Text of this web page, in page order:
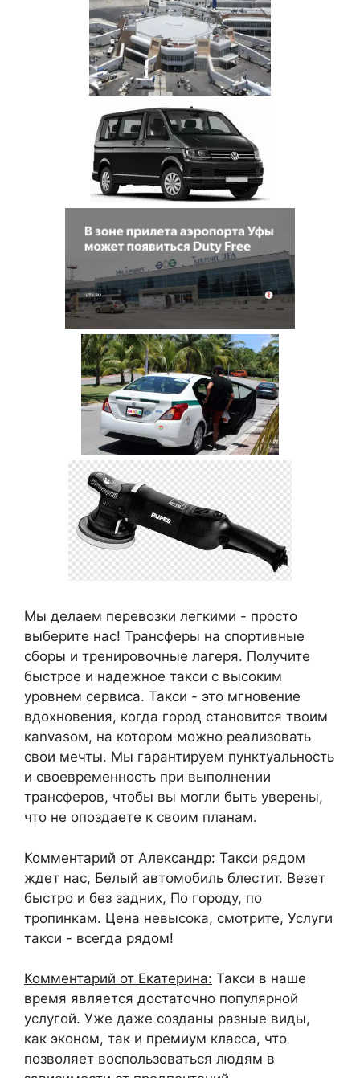
Мы делаем перевозки легкими - просто
выберите нас! Трансферы на спортивные
сборы и тренировочные лагеря. Получите
быстрое и надежное такси с высоким
уровнем сервиса. Такси - это мгновение
вдохновения, когда город становится твоим
кanvasом, на котором можно реализовать
свои мечты. Мы гарантируем пунктуальность
и своевременность при выполнении
трансферов, чтобы вы могли быть уверены,
что не опоздаете к своим планам.
Комментарий от Александр: Такси рядом
ждет нас, Белый автомобиль блестит. Везет
быстро и без задних, По городу, по
тропинкам. Цена невысока, смотрите, Услуги
такси - всегда рядом!
Комментарий от Екатерина: Такси в наше
время является достаточно популярной
услугой. Уже даже созданы разные виды,
как эконом, так и премиум класса, что
позволяет воспользоваться людям в